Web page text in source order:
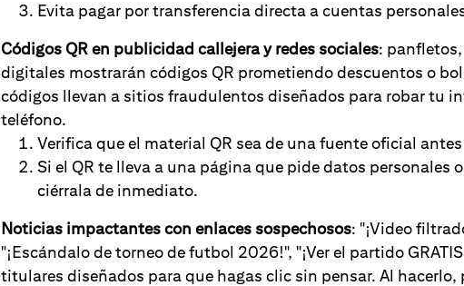
Evita pagar por transferencia directa a cuentas
Códigos QR en publicidad callejera y redes sociales:
digitales mostrarán códigos QR prometiendo descuentos o
códigos llevan a sitios fraudulentos diseñados para robar tu
teléfono.
Verifica que el material QR sea de una fuente oficial
Si el QR te lleva a una página que pide datos personales
ciérrala de inmediato.
Noticias impactantes con enlaces sospechosos: "¡Video
"¡Escándalo de torneo de futbol 2026!", "¡Ver el partido
titulares diseñados para que hagas clic sin pensar. Al hacerlo,